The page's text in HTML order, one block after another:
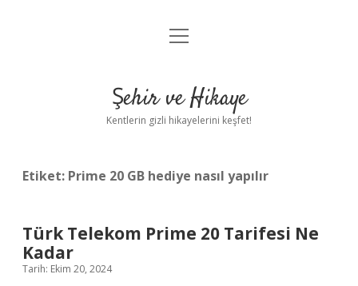
Anasayfa
Yasal Uyarı
menüyü
Şehir ve Hikaye
Kentlerin gizli hikayelerini keşfet!
Etiket: Prime 20 GB hediye nasıl yapılır
Türk Telekom Prime 20 Tarifesi Ne
Kadar
Tarih: Ekim 20, 2024